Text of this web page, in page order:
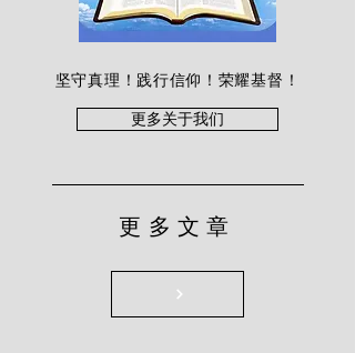
坚守真理！践行信仰！荣耀基督！
更多关于我们
更多文章